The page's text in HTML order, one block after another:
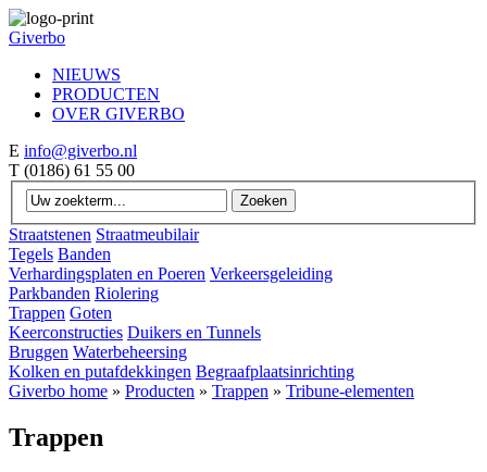
Giverbo
NIEUWS
PRODUCTEN
OVER GIVERBO
E info@giverbo.nl
T (0186) 61 55 00
Straatstenen Straatmeubilair
Tegels Banden
Verhardingsplaten en Poeren Verkeersgeleiding
Parkbanden Riolering
Trappen Goten
Keerconstructies Duikers en Tunnels
Bruggen Waterbeheersing
Kolken en putafdekkingen Begraafplaatsinrichting
Giverbo home » Producten » Trappen » Tribune-elementen
Trappen